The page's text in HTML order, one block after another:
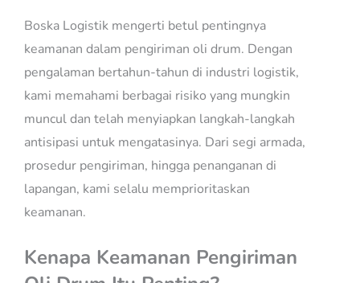
Boska Logistik mengerti betul pentingnya
keamanan dalam pengiriman oli drum. Dengan
pengalaman bertahun-tahun di industri logistik,
kami memahami berbagai risiko yang mungkin
muncul dan telah menyiapkan langkah-langkah
antisipasi untuk mengatasinya. Dari segi armada,
prosedur pengiriman, hingga penanganan di
lapangan, kami selalu memprioritaskan
keamanan.
Kenapa Keamanan Pengiriman